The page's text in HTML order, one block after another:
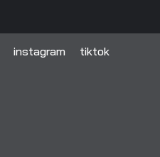
instagram tiktok